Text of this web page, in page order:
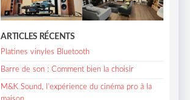
ARTICLES RÉCENTS
Platines vinyles Bluetooth
Barre de son : Comment bien la choisir
M&K Sound, l’expérience du cinéma pro à la